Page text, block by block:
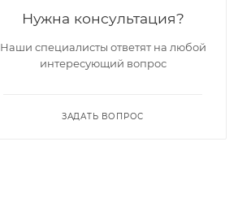
Нужна консультация?
Наши специалисты ответят на любой
интересующий вопрос
ЗАДАТЬ ВОПРОС